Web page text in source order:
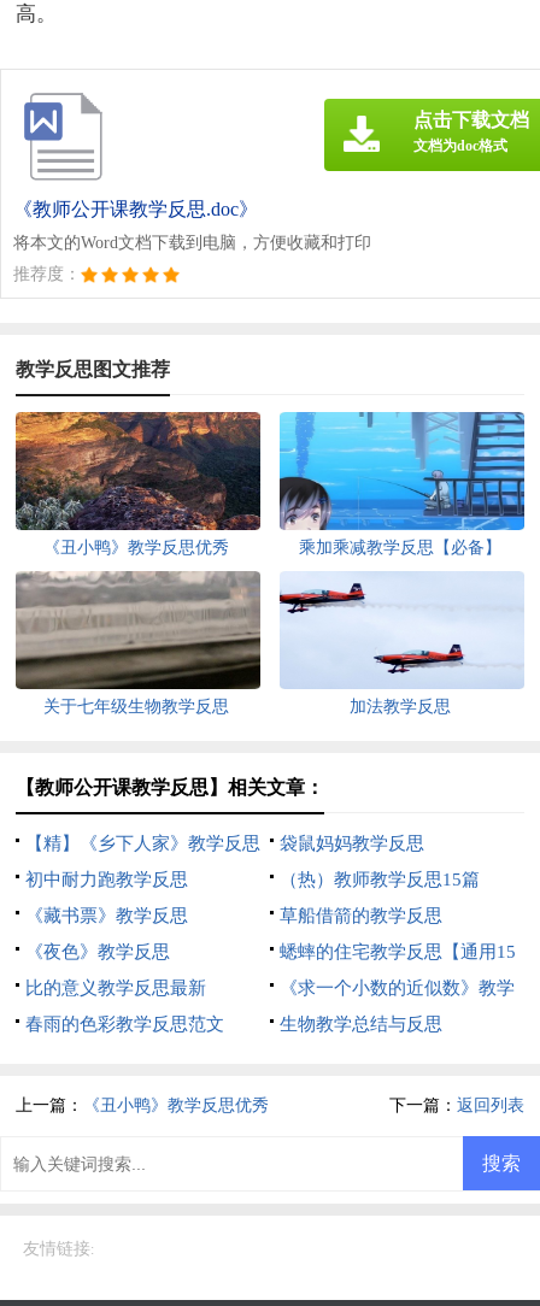
高。
《教师公开课教学反思.doc》
将本文的Word文档下载到电脑，方便收藏和打印
推荐度：
点击下载文档
文档为doc格式
教学反思图文推荐
《丑小鸭》教学反思优秀 乘加乘减教学反思【必备】
关于七年级生物教学反思 加法教学反思
【教师公开课教学反思】相关文章：
【精】《乡下人家》教学反思
袋鼠妈妈教学反思
初中耐力跑教学反思
（热）教师教学反思15篇
《藏书票》教学反思
草船借箭的教学反思
《夜色》教学反思
蟋蟀的住宅教学反思【通用15
篇】
比的意义教学反思最新
《求一个小数的近似数》教学
反思
春雨的色彩教学反思范文 生物教学总结与反思
上一篇： 《丑小鸭》教学反思优秀 下一篇： 返回列表
友情链接: